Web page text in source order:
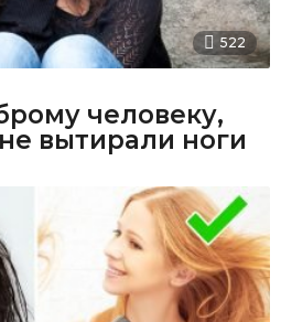
522
человеку,
вытирали ноги